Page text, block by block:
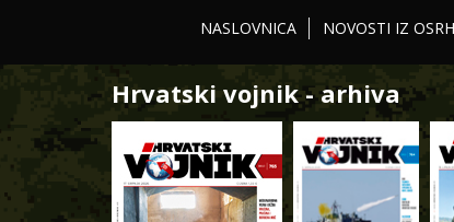
NASLOVNICA NOVOSTI IZ OSRH
Hrvatski vojnik - arhiva